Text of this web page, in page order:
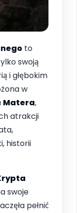
to
swoją
i głębokim
w
Matera,
atrakcji
historii
swoje
pełnić